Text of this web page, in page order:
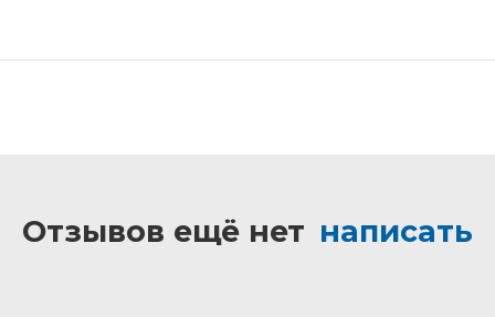
Отзывов ещё нет написать